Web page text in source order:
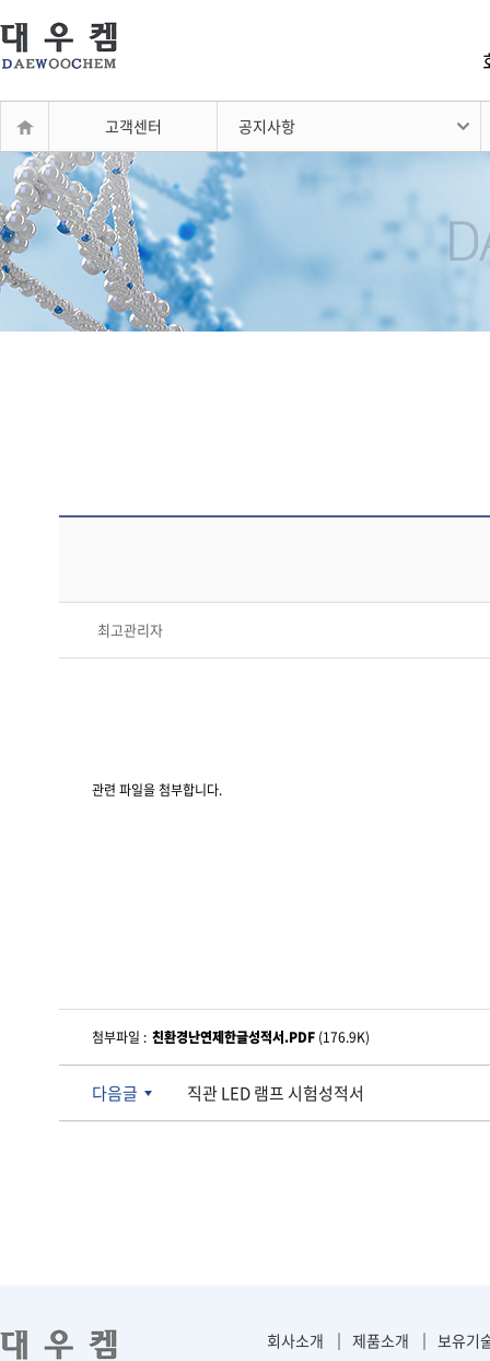
고객센터 공지사항
최고관리자
관련 파일을 첨부합니다.
첨부파일 : 친환경난연제한글성적서.PDF(176.9K)
다음글 직관 LED 램프 시험성적서
회사소개 제품소개 보유기